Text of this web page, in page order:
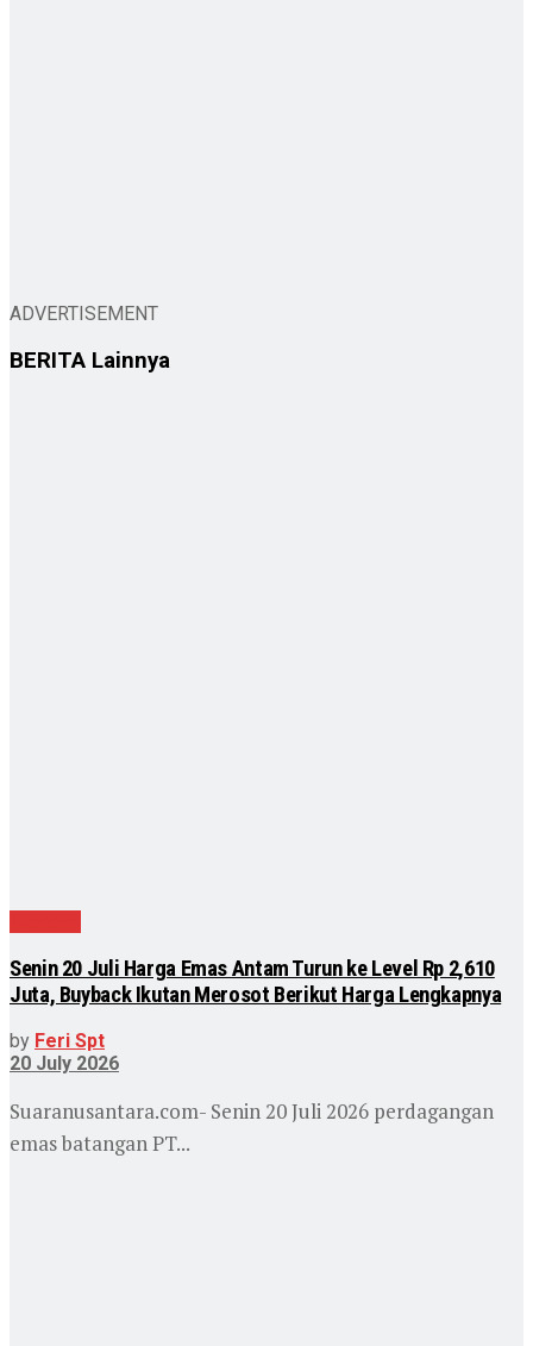
ADVERTISEMENT
BERITA Lainnya
Senin 20 Juli Harga Emas Antam Turun ke Level Rp 2,610
Juta, Buyback Ikutan Merosot Berikut Harga Lengkapnya
by Feri Spt
20 July 2026
Suaranusantara.com- Senin 20 Juli 2026 perdagangan
emas batangan PT...